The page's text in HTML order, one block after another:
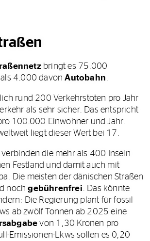
bringt es 75.000
als 4.000 davonAutobahn.
rund 200 Verkehrstoten pro Jahr
als sehr sicher. Das entspricht
100.000 Einwohner und Jahr.
liegt dieser Wert bei 17.
verbinden die mehr als 400 Inseln
Festland und damit auch mit
Die meisten der dänischen Straßen
nochgebührenfrei. Das könnte
Die Regierung plant für fossil
ab zwölf Tonnen ab 2025 eine
von 1,30 Kronen pro
Emissionen-Lkws sollen es 0,20